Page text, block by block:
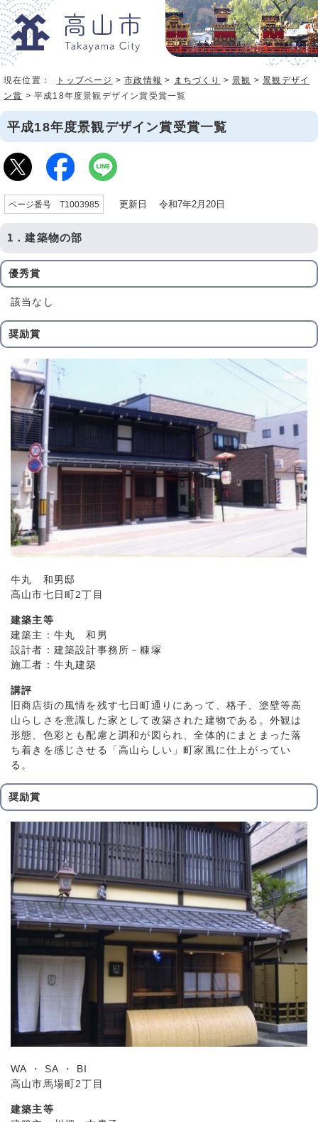
現在位置： トップページ >市政情報 > まちづくり >景観 >景観デザイ
ン賞 > 平成18年度景観デザイン賞受賞一覧
平成18年度景観デザイン賞受賞一覧
ページ番号 T1003985 更新日 令和7年2月20日
1．建築物の部
優秀賞
該当なし
奨励賞
牛丸 和男邸
高山市七日町2丁目
建築主等
建築主：牛丸 和男
設計者：建築設計事務所－糠塚
施工者：牛丸建築
講評
旧商店街の風情を残す七日町通りにあって、格子、塗壁等高
山らしさを意識した家として改築された建物である。外観は
形態、色彩とも配慮と調和が図られ、全体的にまとまった落
ち着きを感じさせる「高山らしい」町家風に仕上がってい
る。
奨励賞
WA ・ SA ・ BI
高山市馬場町2丁目
建築主等